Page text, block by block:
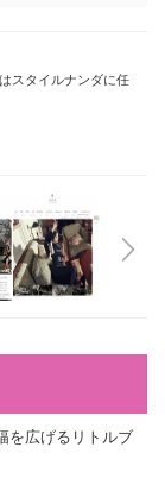
スタイルナンダに任
を広げるリトルブ